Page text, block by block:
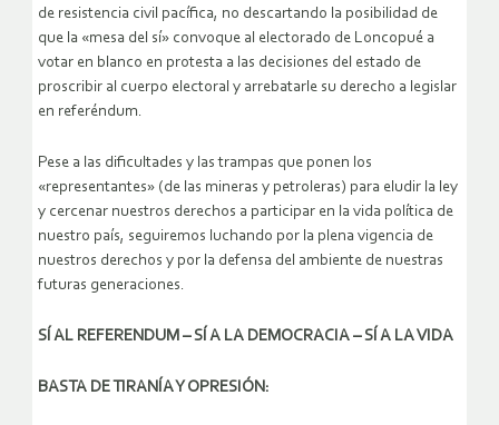
de resistencia civil pacífica, no descartando la posibilidad de
que la «mesa del sí» convoque al electorado de Loncopué a
votar en blanco en protesta a las decisiones del estado de
proscribir al cuerpo electoral y arrebatarle su derecho a legislar
en referéndum.
Pese a las dificultades y las trampas que ponen los
«representantes» (de las mineras y petroleras) para eludir la ley
y cercenar nuestros derechos a participar en la vida política de
nuestro país, seguiremos luchando por la plena vigencia de
nuestros derechos y por la defensa del ambiente de nuestras
futuras generaciones.
SÍ AL REFERENDUM – SÍ A LA DEMOCRACIA – SÍ A LA VIDA
BASTA DE TIRANÍA Y OPRESIÓN: